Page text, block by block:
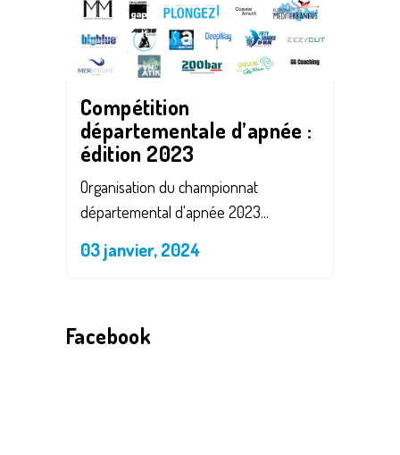
Compétition
départementale d’apnée :
édition 2023
Organisation du championnat
départemental d'apnée 2023...
03 janvier, 2024
Facebook